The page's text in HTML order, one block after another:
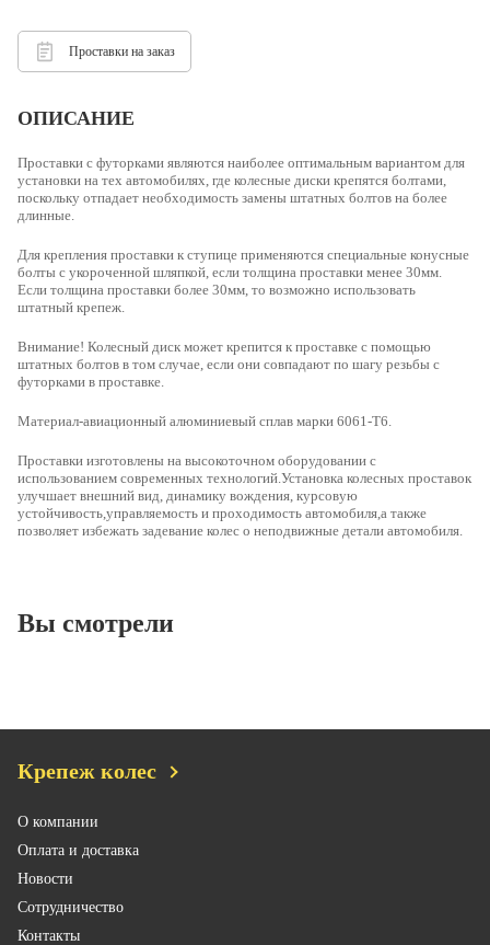
Проставки на заказ
ОПИСАНИЕ
Проставки с футорками являются наиболее оптимальным вариантом для
установки на тех автомобилях, где колесные диски крепятся болтами,
поскольку отпадает необходимость замены штатных болтов на более
длинные.
Для крепления проставки к ступице применяются специальные конусные
болты с укороченной шляпкой, если толщина проставки менее 30мм.
Если толщина проставки более 30мм, то возможно использовать
штатный крепеж.
Внимание! Колесный диск может крепится к проставке с помощью
штатных болтов в том случае, если они совпадают по шагу резьбы с
футорками в проставке.
Материал-авиационный алюминиевый сплав марки 6061-Т6.
Проставки изготовлены на высокоточном оборудовании с
использованием современных технологий.Установка колесных проставок
улучшает внешний вид, динамику вождения, курсовую
устойчивость,управляемость и проходимость автомобиля,а также
позволяет избежать задевание колес о неподвижные детали автомобиля.
Вы смотрели
Крепеж колес
О компании
Оплата и доставка
Новости
Сотрудничество
Контакты